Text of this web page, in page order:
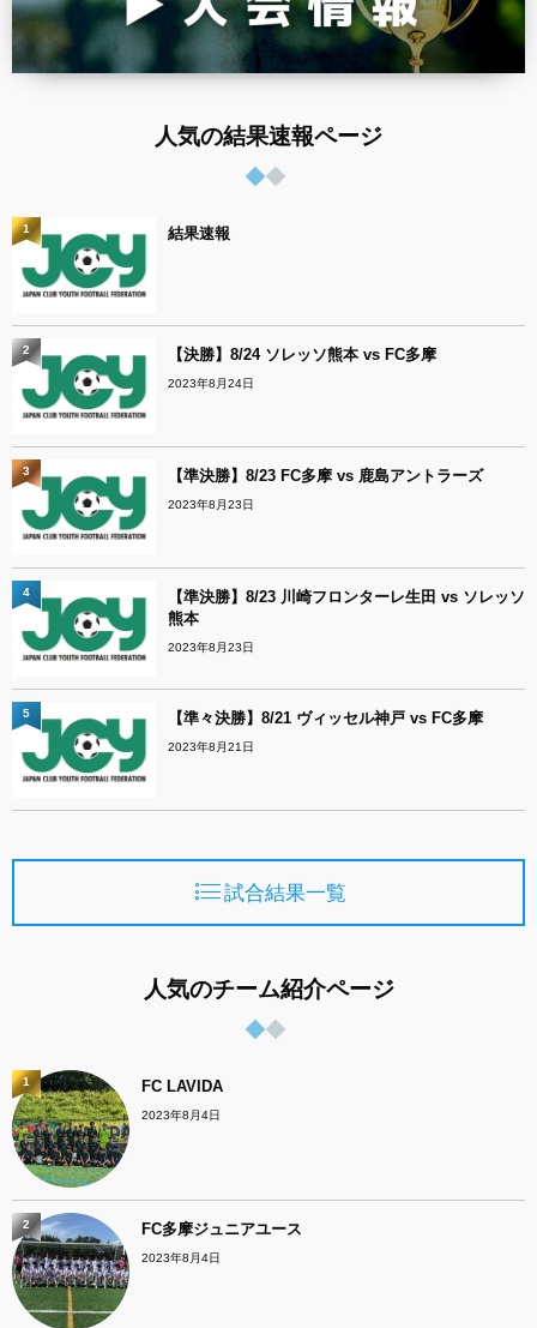
人気の結果速報ページ
結果速報
1
【決勝】8/24 ソレッソ熊本 vs FC多摩
2023年8月24日
2
【準決勝】8/23 FC多摩 vs 鹿島アントラーズ
2023年8月23日
3
【準決勝】8/23 川崎フロンターレ生田 vs ソレッソ
熊本
2023年8月23日
4
【準々決勝】8/21 ヴィッセル神戸 vs FC多摩
2023年8月21日
5
試合結果一覧
人気のチーム紹介ページ
FC LAVIDA
2023年8月4日
1
FC多摩ジュニアユース
2023年8月4日
2